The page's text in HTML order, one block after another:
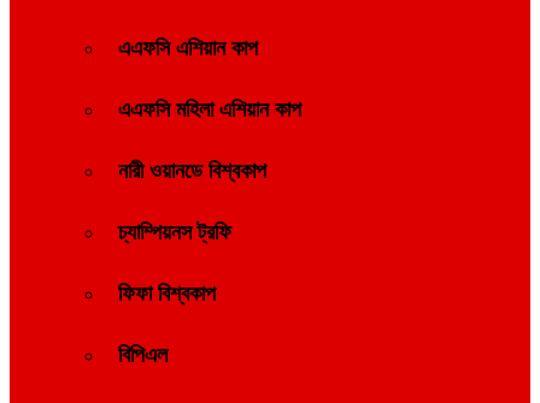
এএফসি এশিয়ান কাপ
এএফসি মহিলা এশিয়ান কাপ
নারী ওয়ানডে বিশ্বকাপ
চ্যাম্পিয়নস ট্রফি
ফিফা বিশ্বকাপ
বিপিএল